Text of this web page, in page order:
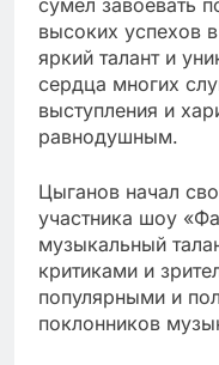
сумел завоевать
высоких успехов
яркий талант и
сердца многих
выступления и
равнодушным.
Цыганов начал
участника шоу
музыкальный
критиками и
популярными и
поклонников